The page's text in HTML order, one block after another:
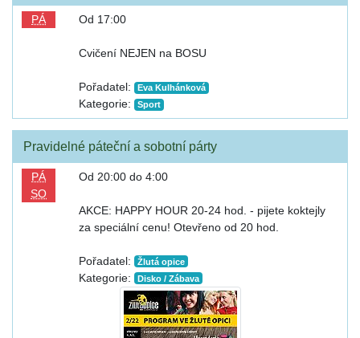
PÁ Od 17:00
Cvičení NEJEN na BOSU
Pořadatel: Eva Kulhánková
Kategorie: Sport
Pravidelné páteční a sobotní párty
PÁ
SO
Od 20:00 do 4:00
AKCE: HAPPY HOUR 20-24 hod. - pijete koktejly
za speciální cenu! Otevřeno od 20 hod.
Pořadatel: Žlutá opice
Kategorie: Disko / Zábava